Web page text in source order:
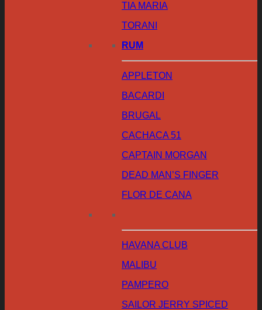
TIA MARIA
TORANI
RUM
APPLETON
BACARDI
BRUGAL
CACHACA 51
CAPTAIN MORGAN
DEAD MAN’S FINGER
FLOR DE CANA
HAVANA CLUB
MALIBU
PAMPERO
SAILOR JERRY SPICED